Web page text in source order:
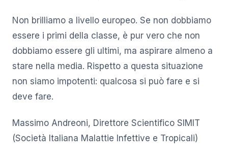
Non brilliamo a livello europeo. Se non dobbiamo
essere i primi della classe, è pur vero che non
dobbiamo essere gli ultimi, ma aspirare almeno a
stare nella media. Rispetto a questa situazione
non siamo impotenti: qualcosa si può fare e si
deve fare.
Massimo Andreoni, Direttore Scientifico SIMIT
(Società Italiana Malattie Infettive e Tropicali)